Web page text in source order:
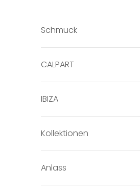
Schmuck
CALPART
IBIZA
Kollektionen
Anlass